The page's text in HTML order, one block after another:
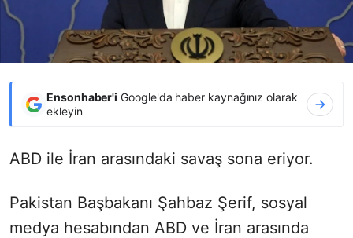
Ensonhaber'i Google'da haber kaynağınız olarak
ekleyin
ABD ile İran arasındaki savaş sona eriyor.
Pakistan Başbakanı Şahbaz Şerif, sosyal
medya hesabından ABD ve İran arasında